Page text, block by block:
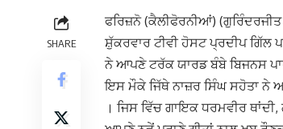
SHARE
ਫਰਿਜ਼ਨੋ (ਕੈਲੀਫੋਰਨੀਆਂ)
ਸ਼ੁੱਕਰਵਾਰ ਟੀਵੀ ਹੋਸਟ ਪ੍ਰਦੀਪ
ਨੇ ਆਪਣੇ ਟਰੱਕ ਯਾਰਡ ਬੰਬੇ ਬਿਜਨਸ
ਇਸ ਮੌਕੇ ਜਿੱਥੇ ਨਾਜ਼ਰ ਸਿੰਘ ਸਹੋਤਾ ਨੇ
। ਜਿਸ ਵਿੱਚ ਗਾਇਕ ਧਰਮਵੀਰ